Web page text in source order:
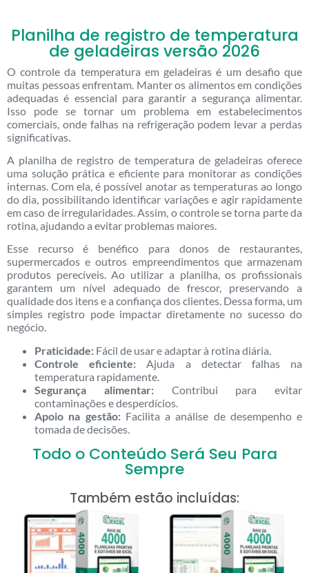
Planilha de registro de temperatura
de geladeiras versão 2026
O controle da temperatura em geladeiras é um desafio que
muitas pessoas enfrentam. Manter os alimentos em condições
adequadas é essencial para garantir a segurança alimentar.
Isso pode se tornar um problema em estabelecimentos
comerciais, onde falhas na refrigeração podem levar a perdas
significativas.
A planilha de registro de temperatura de geladeiras oferece
uma solução prática e eficiente para monitorar as condições
internas. Com ela, é possível anotar as temperaturas ao longo
do dia, possibilitando identificar variações e agir rapidamente
em caso de irregularidades. Assim, o controle se torna parte da
rotina, ajudando a evitar problemas maiores.
Esse recurso é benéfico para donos de restaurantes,
supermercados e outros empreendimentos que armazenam
produtos perecíveis. Ao utilizar a planilha, os profissionais
garantem um nível adequado de frescor, preservando a
qualidade dos itens e a confiança dos clientes. Dessa forma, um
simples registro pode impactar diretamente no sucesso do
negócio.
Praticidade: Fácil de usar e adaptar à rotina diária.
Controle eficiente: Ajuda a detectar falhas na
temperatura rapidamente.
Segurança alimentar:Contribui para evitar
contaminações e desperdícios.
Apoio na gestão:Facilita a análise de desempenho e
tomada de decisões.
Todo o Conteúdo Será Seu Para
Sempre
Também estão incluídas: